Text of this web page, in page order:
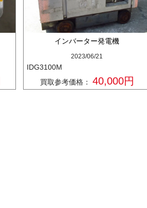
インバーター発電機
2023/06/21
IDG3100M
買取参考価格： 40,000円